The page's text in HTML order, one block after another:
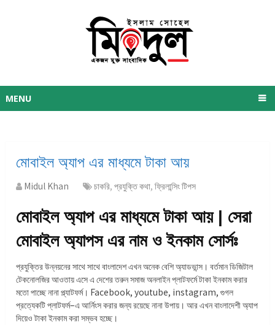
MENU
মোবাইল অ্যাপ এর মাধ্যমে টাকা আয়
Midul Khan চাকরি,প্রযুক্তি কথা,ফ্রিলান্সিং টিপস
মোবাইল অ্যাপ এর মাধ্যমে টাকা আয় | সেরা
মোবাইল অ্যাপস এর নাম ও ইনকাম সোর্সঃ
প্রযুক্তির উন্নয়নের সাথে সাথে বাংলাদেশ এখন অনেক বেশি অ্যাডভান্স। বর্তমান ডিজিটাল
টেকনোলজির আওতায় এসে এ দেশের তরুন সমাজ অনলাইন প্লাটফর্মে টাকা ইনকাম করার
মতো পাচ্ছে নানা প্ল্যাটফর্ম। Facebook, youtube, instagram, গুগল
প্রত্যেকটি প্লাটফর্ম–এ আর্নিংস করার জন্য রয়েছে নানা উপায়। আর এখন বাংলাদেশী অ্যাপ
দিয়েও টাকা ইনকাম করা সম্ভব হচ্ছে।